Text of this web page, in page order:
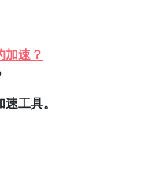
速？
工具。